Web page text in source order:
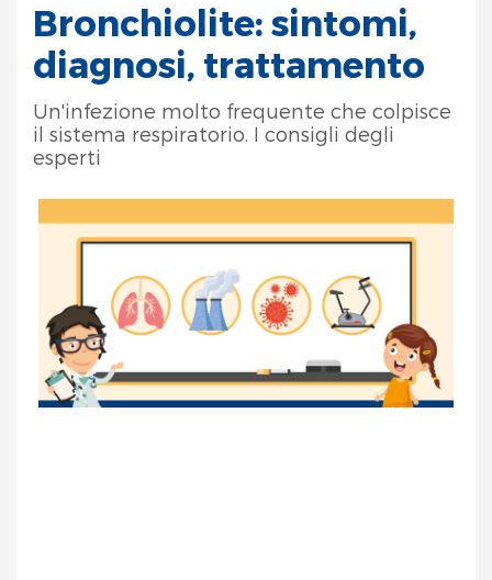
Bronchiolite: sintomi,
diagnosi, trattamento
Un'infezione molto frequente che colpisce
il sistema respiratorio. I consigli degli
esperti